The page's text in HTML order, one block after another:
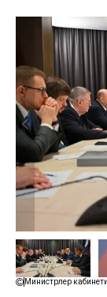
Министрлер кабинети